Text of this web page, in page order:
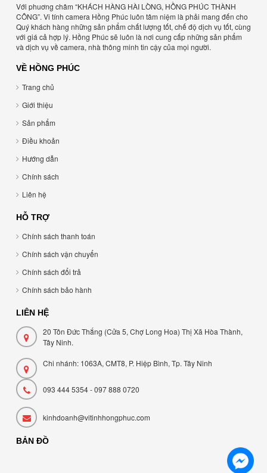
Với phuơng châm “KHÁCH HÀNG HÀI LÒNG, HỒNG PHÚC THÀNH
CÔNG”. Vi tính camera Hồng Phúc luôn tâm niệm là phải mang đến cho
Quý khách hàng những sản phẩm chất lượng tốt, chế độ dịch vụ tốt, cùng
với giá cả hợp lý. Hồng Phúc sẽ luôn là nơi cung cấp những sản phẩm
và dịch vụ về camera, nhà thông minh tin cậy của mọi người.
VỀ HỒNG PHÚC
Trang chủ
Giới thiệu
Sản phẩm
Điều khoản
Hướng dẫn
Chính sách
Liên hệ
HỖ TRỢ
Chính sách thanh toán
Chính sách vận chuyển
Chính sách đổi trả
Chính sách bảo hành
LIÊN HỆ
20 Tôn Đức Thắng (Cửa 5, Chợ Long Hoa) Thị Xã Hòa Thành,
Tây Ninh.
Chi nhánh: 1063A, CMT8, P. Hiệp Bình, Tp. Tây Ninh
093 444 5354 - 097 888 0720
kinhdoanh@vitinhhongphuc.com
BẢN ĐỒ